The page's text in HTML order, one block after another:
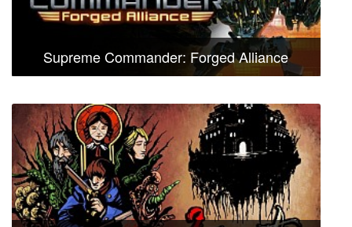
Supreme Commander: Forged Alliance